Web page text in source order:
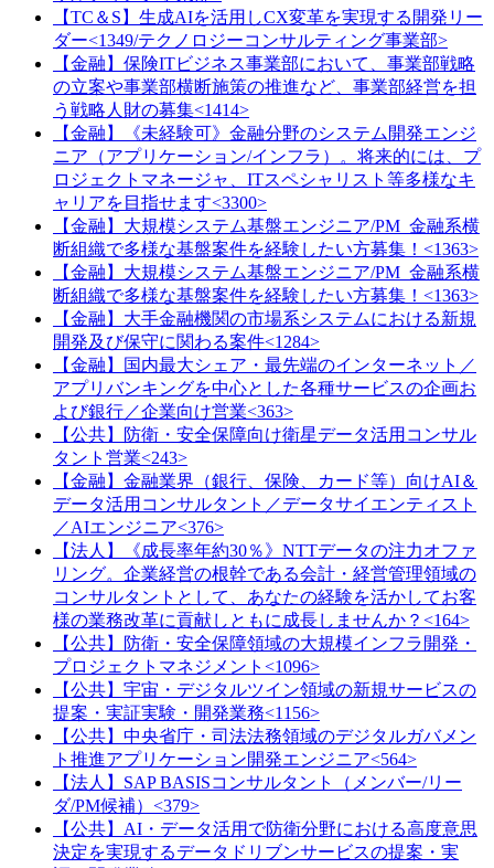
【TC＆S】生成AIを活用しCX変革を実現する開発リー
ダー<1349/テクノロジーコンサルティング事業部>
【金融】保険ITビジネス事業部において、事業部戦略
の立案や事業部横断施策の推進など、事業部経営を担
う戦略人財の募集<1414>
【金融】《未経験可》金融分野のシステム開発エンジ
ニア（アプリケーション/インフラ）。将来的には、プ
ロジェクトマネージャ、ITスペシャリスト等多様なキ
ャリアを目指せます<3300>
【金融】大規模システム基盤エンジニア/PM_金融系横
断組織で多様な基盤案件を経験したい方募集！<1363>
【金融】大規模システム基盤エンジニア/PM_金融系横
断組織で多様な基盤案件を経験したい方募集！<1363>
【金融】大手金融機関の市場系システムにおける新規
開発及び保守に関わる案件<1284>
【金融】国内最大シェア・最先端のインターネット／
アプリバンキングを中心とした各種サービスの企画お
よび銀行／企業向け営業<363>
【公共】防衛・安全保障向け衛星データ活用コンサル
タント営業<243>
【金融】金融業界（銀行、保険、カード等）向けAI＆
データ活用コンサルタント／データサイエンティスト
／AIエンジニア<376>
【法人】《成長率年約30％》NTTデータの注力オファ
リング。企業経営の根幹である会計・経営管理領域の
コンサルタントとして、あなたの経験を活かしてお客
様の業務改革に貢献しともに成長しませんか？<164>
【公共】防衛・安全保障領域の大規模インフラ開発・
プロジェクトマネジメント<1096>
【公共】宇宙・デジタルツイン領域の新規サービスの
提案・実証実験・開発業務<1156>
【公共】中央省庁・司法法務領域のデジタルガバメン
ト推進アプリケーション開発エンジニア<564>
【法人】SAP BASISコンサルタント（メンバー/リー
ダ/PM候補）<379>
【公共】AI・データ活用で防衛分野における高度意思
決定を実現するデータドリブンサービスの提案・実